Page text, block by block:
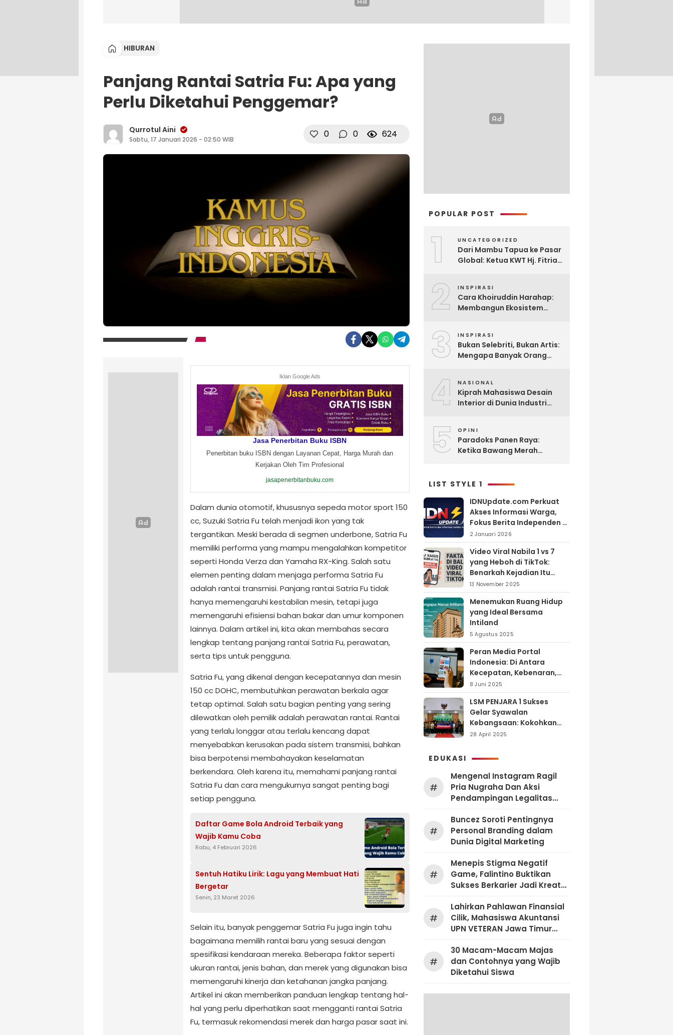
HIBURAN
Panjang Rantai Satria Fu: Apa yang
Perlu Diketahui Penggemar?
Qurrotul Aini
Sabtu, 17 Januari 2026 - 02:50 WIB 0 0 624
Iklan Google Ads
Jasa Penerbitan Buku ISBN
Penerbitan buku ISBN dengan Layanan Cepat, Harga Murah dan
Kerjakan Oleh Tim Profesional
jasapenerbitanbuku.com
Dalam dunia otomotif, khususnya sepeda motor sport 150
cc, Suzuki Satria Fu telah menjadi ikon yang tak
tergantikan. Meski berada di segmen underbone, Satria Fu
memiliki performa yang mampu mengalahkan kompetitor
seperti Honda Verza dan Yamaha RX-King. Salah satu
elemen penting dalam menjaga performa Satria Fu
adalah rantai transmisi. Panjang rantai Satria Fu tidak
hanya memengaruhi kestabilan mesin, tetapi juga
memengaruhi efisiensi bahan bakar dan umur komponen
lainnya. Dalam artikel ini, kita akan membahas secara
lengkap tentang panjang rantai Satria Fu, perawatan,
serta tips untuk pengguna.
Satria Fu, yang dikenal dengan kecepatannya dan mesin
150 cc DOHC, membutuhkan perawatan berkala agar
tetap optimal. Salah satu bagian penting yang sering
dilewatkan oleh pemilik adalah perawatan rantai. Rantai
yang terlalu longgar atau terlalu kencang dapat
menyebabkan kerusakan pada sistem transmisi, bahkan
bisa berpotensi membahayakan keselamatan
berkendara. Oleh karena itu, memahami panjang rantai
Satria Fu dan cara mengukurnya sangat penting bagi
setiap pengguna.
Daftar Game Bola Android Terbaik yang
Wajib Kamu Coba
Rabu, 4 Februari 2026
Sentuh Hatiku Lirik: Lagu yang Membuat Hati
Bergetar
Senin, 23 Maret 2026
Selain itu, banyak penggemar Satria Fu juga ingin tahu
bagaimana memilih rantai baru yang sesuai dengan
spesifikasi kendaraan mereka. Beberapa faktor seperti
ukuran rantai, jenis bahan, dan merek yang digunakan bisa
memengaruhi kinerja dan ketahanan jangka panjang.
Artikel ini akan memberikan panduan lengkap tentang hal-
hal yang perlu diperhatikan saat mengganti rantai Satria
Fu, termasuk rekomendasi merek dan harga pasar saat ini.
POPULAR POST
1 UNCATEGORIZED
Dari Mambu Tapua ke Pasar
Global: Ketua KWT Hj. Fitria
Negeri
2 INSPIRASI
Cara Khoiruddin Harahap:
Membangun Ekosistem
Digital
3 INSPIRASI
Bukan Selebriti, Bukan Artis:
Mengapa Banyak Orang
4 NASIONAL
Kiprah Mahasiswa Desain
Interior di Dunia Industri
5 OPINI
Paradoks Panen Raya:
Ketika Bawang Merah
LIST STYLE 1
IDNUpdate.com Perkuat
Akses Informasi Warga,
Fokus Berita Independen di
Kabupaten Banyuasin
2 Januari 2026
Video Viral Nabila 1 vs 7
yang Heboh di TikTok:
Benarkah Kejadian Itu
Nyata?
13 November 2025
Menemukan Ruang Hidup
yang Ideal Bersama
Intiland
5 Agustus 2025
Peran Media Portal
Indonesia: Di Antara
Kecepatan, Kebenaran,
dan Tanggung Jawab
8 Juni 2025
LSM PENJARA 1 Sukses
Gelar Syawalan
Kebangsaan: Kokohkan
Tekad Melawan Korupsi
28 April 2025
EDUKASI
#
Mengenal Instagram Ragil
Pria Nugraha Dan Aksi
Pendampingan Legalitas
#
‎Buncez Soroti Pentingnya
Personal Branding dalam
Dunia Digital Marketing
#
Menepis Stigma Negatif
Game, Falintino Buktikan
Sukses Berkarier Jadi Kreator
#
Lahirkan Pahlawan Finansial
Cilik, Mahasiswa Akuntansi
UPN VETERAN Jawa Timur
Dengan Literasi Keuangan
Sejak Dini
#
30 Macam-Macam Majas
dan Contohnya yang Wajib
Diketahui Siswa